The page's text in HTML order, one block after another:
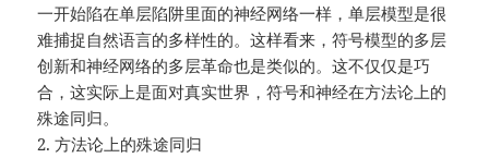
⼀开始陷在单层陷阱里面的神经网络一样，单层模型是很
难捕捉自然语言的多样性的。这样看来，符号模型的多层
创新和神经网络的多层革命也是类似的。这不仅仅是巧
合，这实际上是面对真实世界，符号和神经在方法论上的
殊途同归。
2. 方法论上的殊途同归